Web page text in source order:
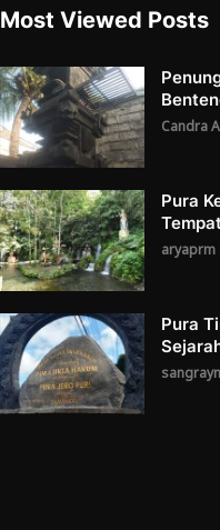
Most Viewed Posts
Candra
Pura
aryaprm
Pura